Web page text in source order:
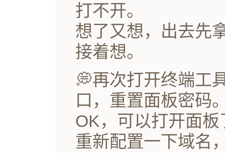
打不开。
想了又想，出去先
接着想。
💭再次打开终端工
口，重置面板密码
OK，可以打开面板
重新配置一下域名